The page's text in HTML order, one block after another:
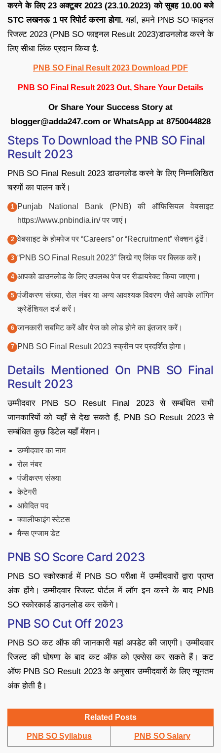
करने के लिए 23 अक्टूबर 2023 (23.10.2023) को सुबह 10.00 बजे
STC लखनऊ 1 पर रिपोर्ट करना होगा. यहां, हमने PNB SO फाइनल
रिजल्ट 2023 (PNB SO फाइनल Result 2023)डाउनलोड करने के
लिए सीधा लिंक प्रदान किया है.
PNB SO Final Result 2023 Download PDF
PNB SO Final Result 2023 Out, Share Your Details
Or Share Your Success Story at
blogger@adda247.com or WhatsApp at 8750044828
Steps To Download the PNB SO Final
Result 2023
PNB SO Final Result 2023 डाउनलोड करने के लिए निम्नलिखित
चरणों का पालन करें।
Punjab National Bank (PNB) की ऑफिसियल वेबसाइट
https://www.pnbindia.in/ पर जाएं।
वेबसाइट के होमपेज पर “Careers” or “Recruitment” सेक्शन ढूंढें।
“PNB SO Final Result 2023” लिखे गए लिंक पर क्लिक करें।
आपको डाउनलोड के लिए उपलब्ध पेज पर रीडायरेक्ट किया जाएगा।
पंजीकरण संख्या, रोल नंबर या अन्य आवश्यक विवरण जैसे आपके लॉगिन
क्रेडेंशियल दर्ज करें।
जानकारी सबमिट करें और पेज को लोड होने का इंतजार करें।
PNB SO Final Result 2023 स्क्रीन पर प्रदर्शित होगा।
Details Mentioned On PNB SO Final
Result 2023
उम्मीदवार PNB SO Result Final 2023 से सम्बंधित सभी
जानकारियों को यहाँ से देख सकते हैं, PNB SO Result 2023 से
सम्बंधित कुछ डिटेल यहाँ मेंशन।
उम्मीदवार का नाम
रोल नंबर
पंजीकरण संख्या
केटेगरी
आवेदित पद
क्वालीफाइंग स्टेटस
मैन्स एग्जाम डेट
PNB SO Score Card 2023
PNB SO स्कोरकार्ड में PNB SO परीक्षा में उम्मीदवारों द्वारा प्राप्त
अंक होंगे। उम्मीदवार रिजल्ट पोर्टल में लॉग इन करने के बाद PNB
SO स्कोरकार्ड डाउनलोड कर सकेंगे।
PNB SO Cut Off 2023
PNB SO कट ऑफ की जानकारी यहां अपडेट की जाएगी। उम्मीदवार
रिजल्ट की घोषणा के बाद कट ऑफ को एक्सेस कर सकते हैं। कट
ऑफ PNB SO Result 2023 के अनुसार उम्मीदवारों के लिए न्यूनतम
अंक होती है।
Related Posts
PNB SO Syllabus PNB SO Salary